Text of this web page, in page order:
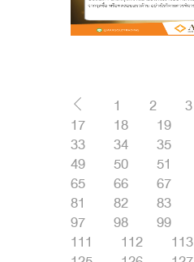
1 2 3
17
18 19
33
34 35
49
50 51
65
66 67
81
82 83
97
98 99
111
112 113